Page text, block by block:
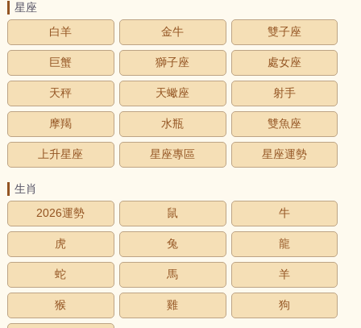
星座
白羊
金牛 雙子座
巨蟹 獅子座 處女座
天秤 天蠍座 射手
摩羯 水瓶 雙魚座
上升星座 星座專區 星座運勢
生肖
2026運勢
鼠 牛
虎 兔 龍
蛇 馬 羊
猴 雞 狗